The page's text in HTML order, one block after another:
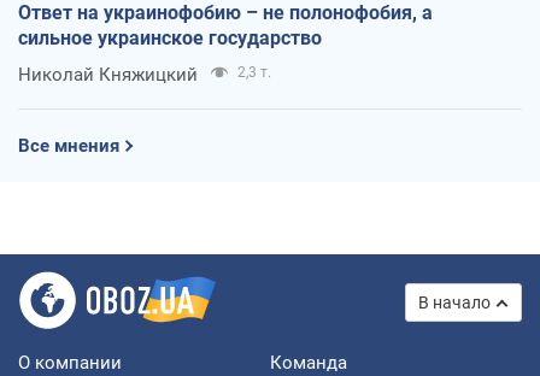
Ответ на украинофобию – не полонофобия, а
сильное украинское государство
Николай Княжицкий 2,3 т.
Все мнения
В начало
О компании Команда